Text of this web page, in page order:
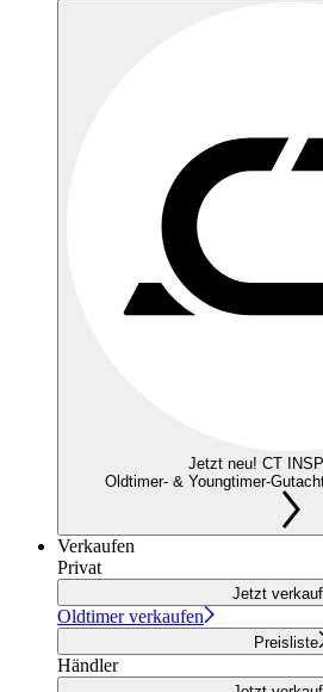
Jetzt neu! CT
Oldtimer- & Youngtimer-
Verkaufen
Privat
Jetzt
Oldtimer verkaufen
Preisliste
Händler